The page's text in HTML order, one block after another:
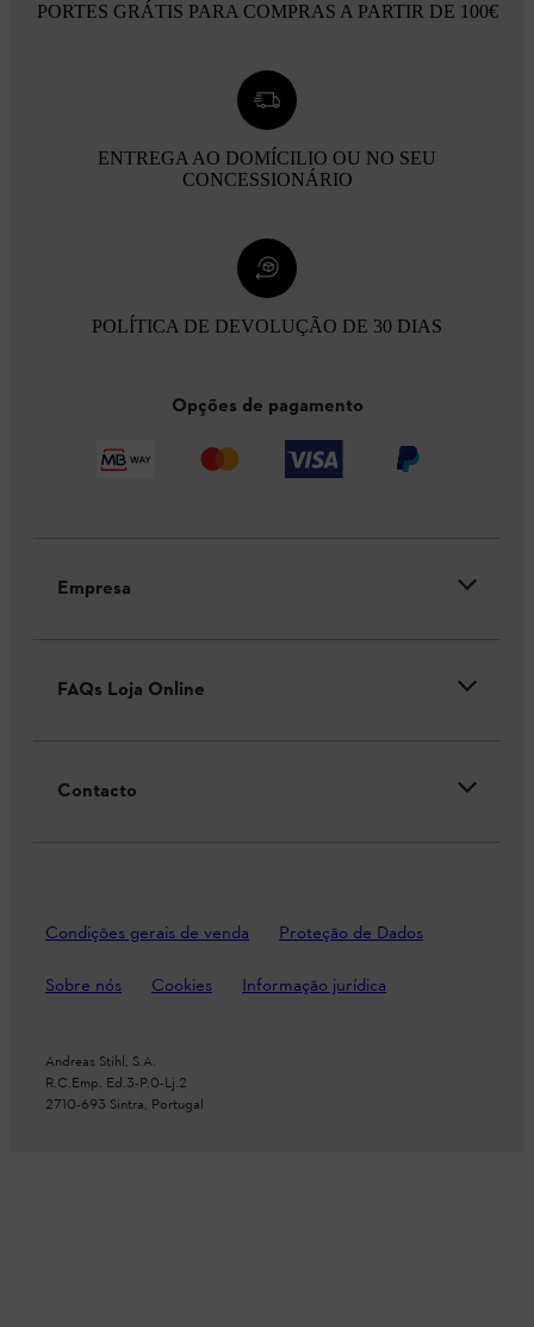
PORTES GRÁTIS PARA COMPRAS A PARTIR DE 100€
ENTREGA AO DOMÍCILIO OU NO SEU
CONCESSIONÁRIO
POLÍTICA DE DEVOLUÇÃO DE 30 DIAS
Opções de pagamento
Empresa
FAQs Loja Online
Contacto
Condições gerais de venda Proteção de Dados
Sobre nós Cookies Informação jurídica
Andreas Stihl, S.A.
R.C.Emp. Ed.3-P.0-Lj.2
2710-693 Sintra, Portugal